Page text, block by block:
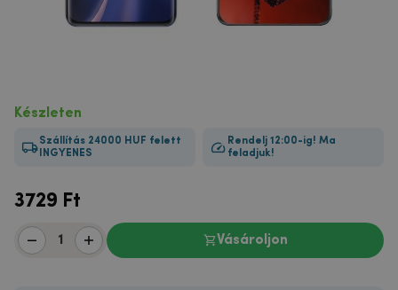
Készleten
Szállítás 24000 HUF felett
INGYENES
Rendelj 12:00-ig! Ma
feladjuk!
3729 Ft
Vásároljon